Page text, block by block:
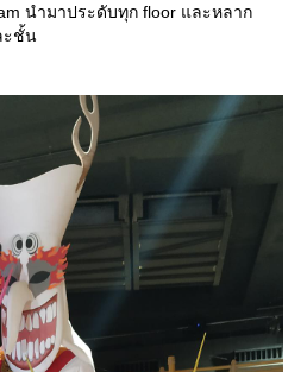
นำมาประดับทุก floor และหลาก
ะชั้น